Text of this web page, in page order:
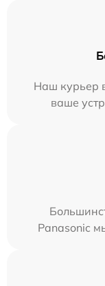
Наш курьер
ваше
Panasonic